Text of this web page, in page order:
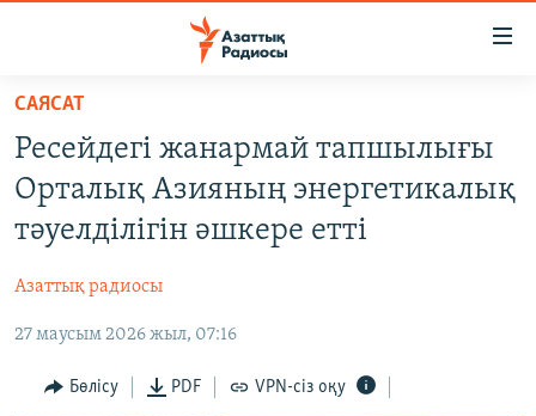
Skip
main
content
Skip
main
Navigation
Skip
Search
AZATTYQTV
АДАМ ҚҰҚЫҚТАРЫ
ӘЛЕУМЕТ
ӘЛЕМ
САЯСАТ
Ресейдегі жанармай тапшылығы
Орталық Азияның энергетикалық
тәуелділігін әшкере етті
Азаттық радиосы
27 маусым 2026 жыл, 07:16
Бөлісу PDF VPN-сіз оқу